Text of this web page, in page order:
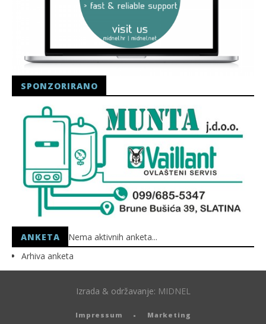
SPONZORIRANO
ANKETA
Nema aktivnih anketa...
Arhiva anketa
Izrada & održavanje: MIDNEL
Impressum Marketing